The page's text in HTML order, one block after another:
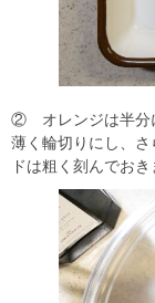
② オレンジは半分
薄く輪切りにし、
ドは粗く刻んでおき